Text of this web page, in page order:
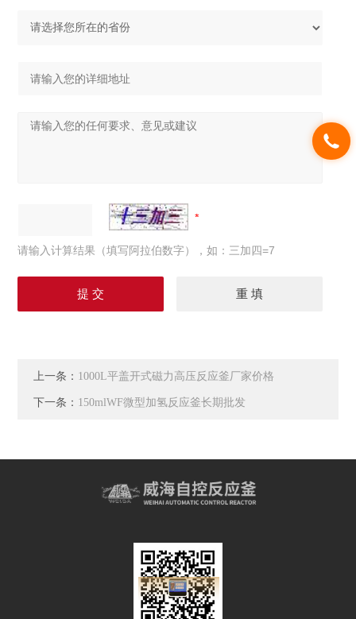
请输入计算结果（填写阿拉伯数字），如：三加四=7
上一条： 1000L平盖开式磁力高压反应釜厂家价格
下一条： 150mlWF微型加氢反应釜长期批发